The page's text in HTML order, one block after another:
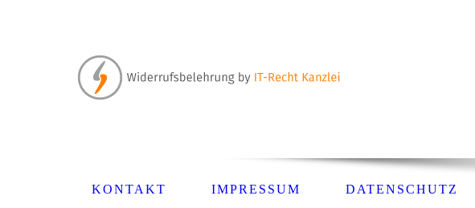
KONTAKT IMPRESSUM DATENSCHUTZ